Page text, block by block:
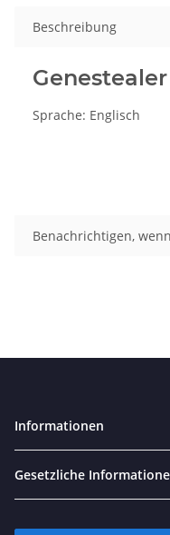
Beschreibung
Sprache: Englisch
Benachrichtigen,
Informationen
Gesetzliche